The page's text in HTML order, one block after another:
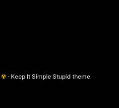
☢ · Keep It Simple Stupid theme